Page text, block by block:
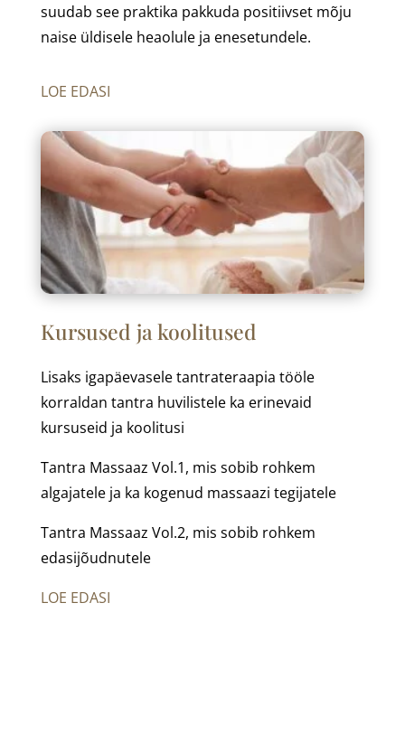
suudab see praktika pakkuda positiivset mõju
naise üldisele heaolule ja enesetundele.
LOE EDASI
Kursused ja koolitused
Lisaks igapäevasele tantrateraapia tööle
korraldan tantra huvilistele ka erinevaid
kursuseid ja koolitusi
Tantra Massaaz Vol.1, mis sobib rohkem
algajatele ja ka kogenud massaazi tegijatele
Tantra Massaaz Vol.2, mis sobib rohkem
edasijõudnutele
LOE EDASI